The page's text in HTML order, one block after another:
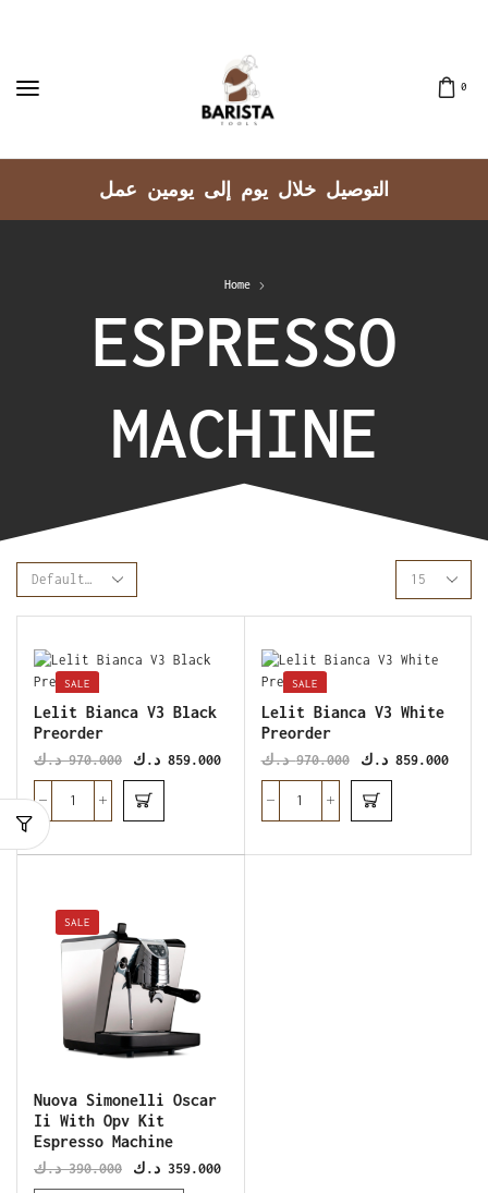
0
التوصيل خلال يوم إلى يومين عمل
Home
ESPRESSO
MACHINE
SALE
Lelit Bianca V3 Black
Preorder
970.000 د.ك 859.000 د.ك
SALE
Lelit Bianca V3 White
Preorder
970.000 د.ك 859.000 د.ك
SALE
Nuova Simonelli Oscar
Ii With Opv Kit
Espresso Machine
390.000 د.ك 359.000 د.ك